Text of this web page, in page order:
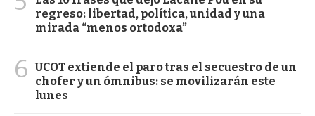
regreso: libertad, política, unidad y una
mirada “menos ortodoxa”
6 UCOT extiende el paro tras el secuestro de un
chofer y un ómnibus: se movilizarán este
lunes